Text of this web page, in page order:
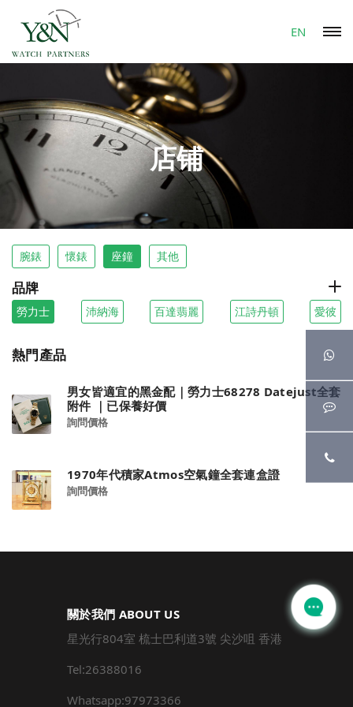
EN
店铺
腕錶 懷錶 座鐘 其他
品牌
勞力士 沛納海 百達翡麗 江詩丹頓 愛彼
熱門產品
男女皆適宜的黑金配｜勞力士68278 Datejust全套
附件 ｜已保養好價
詢問價格
1970年代積家Atmos空氣鐘全套連盒證
詢問價格
關於我們 ABOUT US
星光行804室 梳士巴利道3號 尖沙咀 香港
Tel:26388016
Whatsapp:97973366